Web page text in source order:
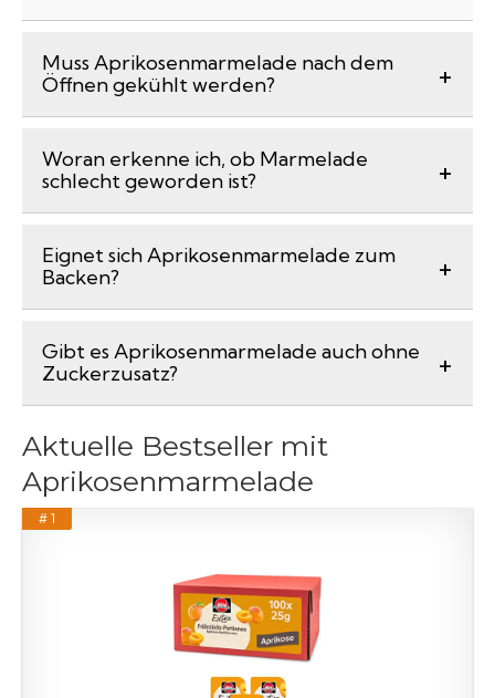
Muss Aprikosenmarmelade nach dem
Öffnen gekühlt werden?
Woran erkenne ich, ob Marmelade
schlecht geworden ist?
Eignet sich Aprikosenmarmelade zum
Backen?
Gibt es Aprikosenmarmelade auch ohne
Zuckerzusatz?
Aktuelle Bestseller mit
Aprikosenmarmelade
# 1